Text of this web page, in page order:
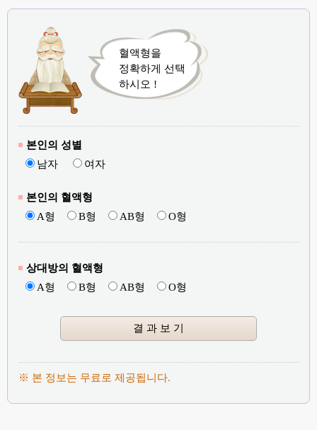
혈액형을
정확하게 선택
하시오 !
본인의 성별
남자
여자
본인의 혈액형
A형
B형 AB형 O형
상대방의 혈액형
A형
B형 AB형 O형
※ 본 정보는 무료로 제공됩니다.